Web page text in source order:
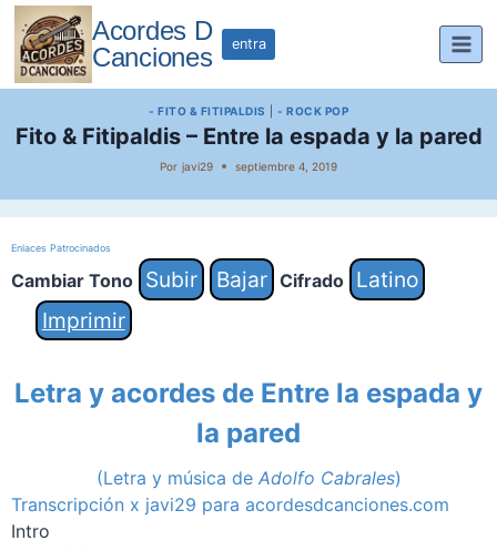
Saltar
contenido
Acordes D
Canciones
entra
- FITO & FITIPALDIS - ROCK POP
Fito & Fitipaldis – Entre la espada y la pared
Por javi29 septiembre 4, 2019
Enlaces Patrocinados
Cambiar Tono Subir Bajar Cifrado
Latino
Imprimir
Letra y acordes de Entre la espada y
la pared
(Letra y música de Adolfo Cabrales)
Transcripción x javi29 para acordesdcanciones.com
Intro